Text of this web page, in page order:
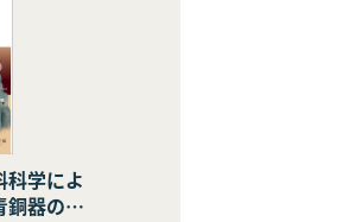
科学によ
銅器の学